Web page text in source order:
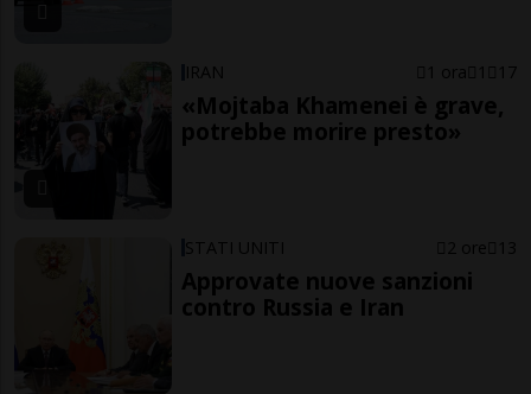
IRAN 1 ora 1 17
«Mojtaba Khamenei è grave,
potrebbe morire presto»
STATI UNITI 2 ore 13
Approvate nuove sanzioni
contro Russia e Iran